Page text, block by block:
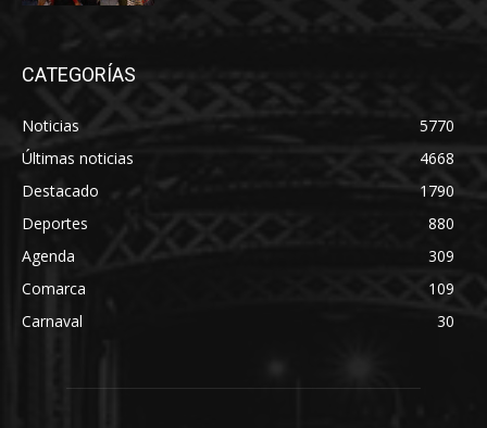
CATEGORÍAS
Noticias
5770
Últimas noticias
4668
Destacado
1790
Deportes
880
Agenda
309
Comarca
109
Carnaval
30